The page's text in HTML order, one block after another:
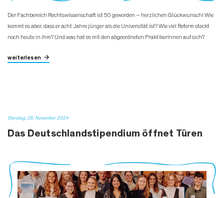
Der Fachbereich Rechtswissenschaft ist 50 geworden – herzlichen Glückwunsch! Wie
kommt es aber, dass er acht Jahre jünger als die Universität ist? Wie viel Reform steckt
noch heute in ihm? Und was hat es mit den abgeordneten PraktikerInnen auf sich?
weiterlesen
Dienstag, 26. November 2024
Das Deutschland­stipendium öffnet Türen